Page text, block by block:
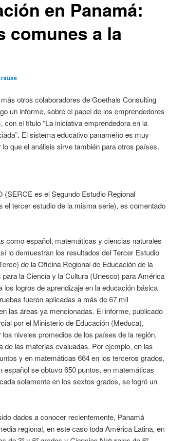
en Panamá:
comunes a la
otros colaboradores de Goethals Consulting
un informe, sobre el papel de los emprendedores
el título “La iniciativa emprendedora en la
El sistema educativo panameño es muy
que el análisis sirve también para otros países.
es el Segundo Estudio Regional
tercer estudio de la misma serie), es comentado
como español, matemáticas y ciencias naturales
lo demuestran los resultados del Tercer Estudio
de la Oficina Regional de Educación de la
la Ciencia y la Cultura (Unesco) para América
los logros de aprendizaje en la educación básica
fueron aplicadas a más de 67 mil
las áreas ya mencionadas. El informe, publicado
por el Ministerio de Educación (Meduca),
niveles promedios de los países de la región,
de las materias evaluadas. Por ejemplo, en las
y en matemáticas 664 en los terceros grados,
se obtuvo 650 puntos, en matemáticas
solamente en los sextos grados, se logró un
dados a conocer recientemente, Panamá
regional, en este caso toda América Latina, en